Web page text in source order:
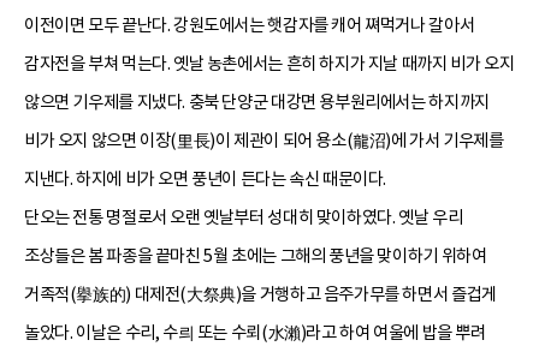
이전이면 모두 끝난다. 강원도에서는 햇감자를 캐어 쪄먹거나 갈아서
감자전을 부쳐 먹는다. 옛날 농촌에서는 흔히 하지가 지날 때까지 비가 오지
않으면 기우제를 지냈다. 충북 단양군 대강면 용부원리에서는 하지까지
비가 오지 않으면 이장(里長)이 제관이 되어 용소(龍沼)에 가서 기우제를
지낸다. 하지에 비가 오면 풍년이 든다는 속신 때문이다.
단오는 전통 명절로서 오랜 옛날부터 성대히 맞이하였다. 옛날 우리
조상들은 봄 파종을 끝마친 5월 초에는 그해의 풍년을 맞이하기 위하여
거족적(擧族的) 대제전(大祭典)을 거행하고 음주가무를 하면서 즐겁게
놀았다. 이날은 수리, 수릐 또는 수뢰(水瀨)라고 하여 여울에 밥을 뿌려